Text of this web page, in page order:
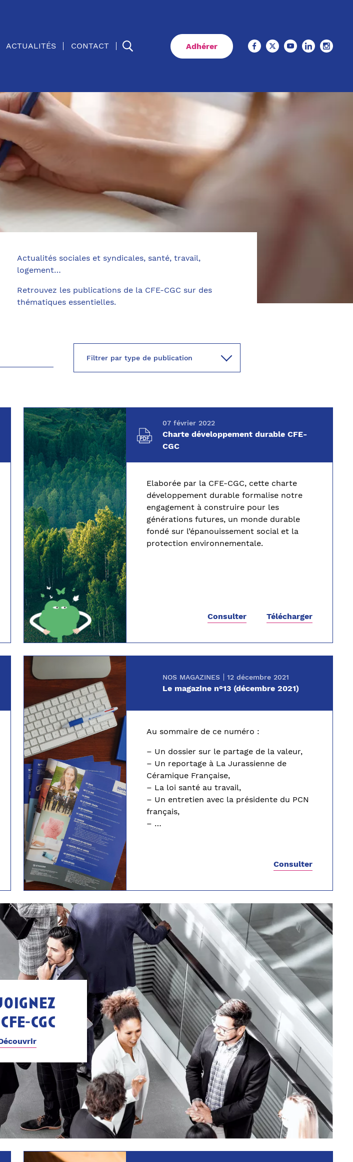
ACTUALITÉS CONTACT Adhérer
Actualités sociales et syndicales, santé, travail,
logement…
Retrouvez les publications de la CFE-CGC sur des
thématiques essentielles.
07 février 2022
Charte développement durable CFE-
CGC
Elaborée par la CFE-CGC, cette charte
développement durable formalise notre
engagement à construire pour les
générations futures, un monde durable
fondé sur l’épanouissement social et la
protection environnementale.
Consulter Télécharger
NOS MAGAZINES 12 décembre 2021
Le magazine n°13 (décembre 2021)
Au sommaire de ce numéro :
– Un dossier sur le partage de la valeur,
– Un reportage à La Jurassienne de
Céramique Française,
– La loi santé au travail,
– Un entretien avec la présidente du PCN
français,
– …
Consulter
cgc